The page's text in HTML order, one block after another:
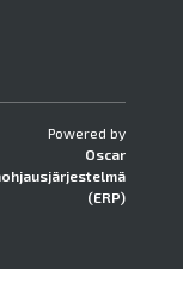
Powered by